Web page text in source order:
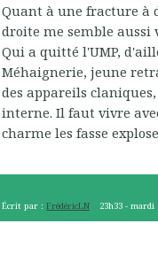
Quant à une fracture à
droite me semble aussi
Qui a quitté l'UMP,
Méhaignerie, jeune
des appareils
interne. Il faut vivre
charme les fasse
Écrit par : FrédéricLN 23h33 -mardi